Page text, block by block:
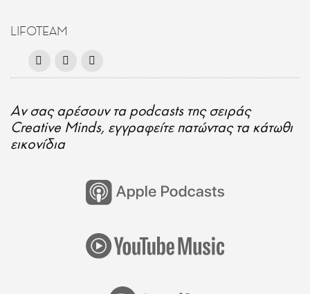
LIFOTEAM
Aν σας αρέσουν τα podcasts της σειράς
Creative Minds, εγγραφείτε πατώντας τα κάτωθι
εικονίδια